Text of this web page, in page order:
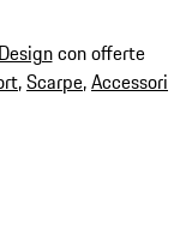
con offerte
,Scarpe,Accessori